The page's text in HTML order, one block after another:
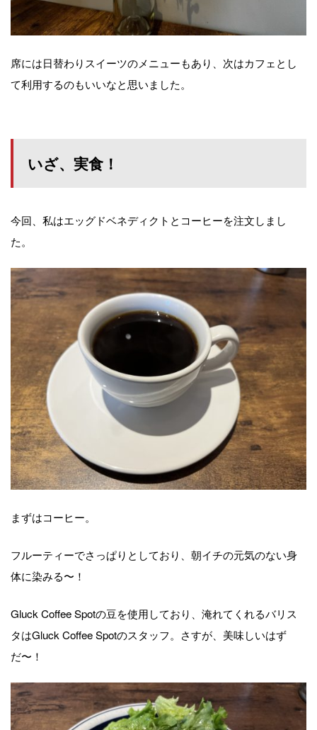
席には日替わりスイーツのメニューもあり、次はカフェとし
て利用するのもいいなと思いました。
いざ、実食！
今回、私はエッグドベネディクトとコーヒーを注文しまし
た。
まずはコーヒー。
フルーティーでさっぱりとしており、朝イチの元気のない身
体に染みる〜！
Gluck Coffee Spotの豆を使用しており、淹れてくれるバリス
タはGluck Coffee Spotのスタッフ。さすが、美味しいはず
だ〜！